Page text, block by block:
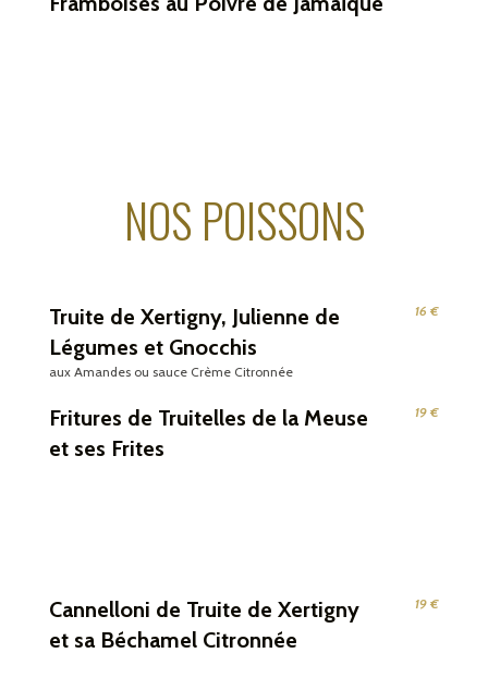
NOS POISSONS
Truite de Xertigny, Julienne de
Légumes et Gnocchis
aux Amandes ou sauce Crème Citronnée
16 €
Fritures de Truitelles de la Meuse
et ses Frites
19 €
Cannelloni de Truite de Xertigny
et sa Béchamel Citronnée
19 €